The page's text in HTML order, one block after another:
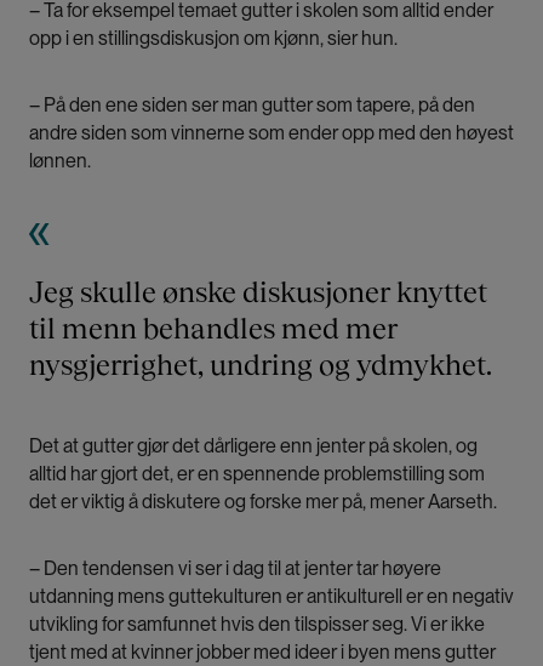
– Ta for eksempel temaet gutter i skolen som alltid ender
opp i en stillingsdiskusjon om kjønn, sier hun.
– På den ene siden ser man gutter som tapere, på den
andre siden som vinnerne som ender opp med den høyest
lønnen.
Jeg skulle ønske diskusjoner knyttet
til menn behandles med mer
nysgjerrighet, undring og ydmykhet.
Det at gutter gjør det dårligere enn jenter på skolen, og
alltid har gjort det, er en spennende problemstilling som
det er viktig å diskutere og forske mer på, mener Aarseth.
– Den tendensen vi ser i dag til at jenter tar høyere
utdanning mens guttekulturen er antikulturell er en negativ
utvikling for samfunnet hvis den tilspisser seg. Vi er ikke
tjent med at kvinner jobber med ideer i byen mens gutter